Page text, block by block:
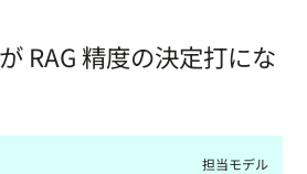
RAG 精度の決定打にな
担当モデル